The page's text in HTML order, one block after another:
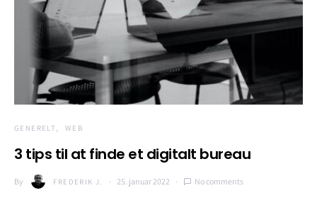
GENERELT WEB
3 tips til at finde et digitalt bureau
By FREDERIK J. 25. januar 2022 No comments